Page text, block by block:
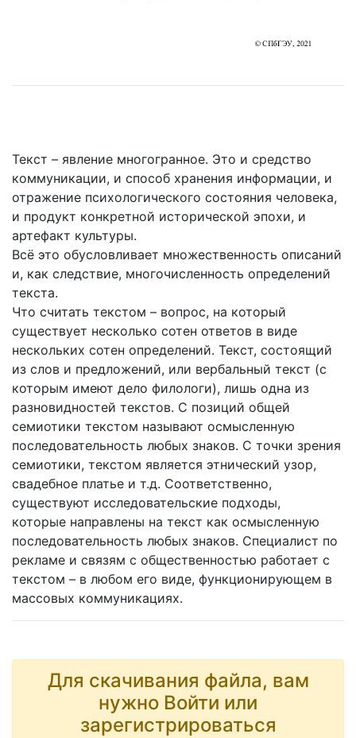
Текст – явление многогранное. Это и средство
коммуникации, и способ хранения информации, и
отражение психологического состояния человека,
и продукт конкретной исторической эпохи, и
артефакт культуры.
Всё это обусловливает множественность описаний
и, как следствие, многочисленность определений
текста.
Что считать текстом – вопрос, на который
существует несколько сотен ответов в виде
нескольких сотен определений. Текст, состоящий
из слов и предложений, или вербальный текст (с
которым имеют дело филологи), лишь одна из
разновидностей текстов. С позиций общей
семиотики текстом называют осмысленную
последовательность любых знаков. С точки зрения
семиотики, текстом является этнический узор,
свадебное платье и т.д. Соответственно,
существуют исследовательские подходы,
которые направлены на текст как осмысленную
последовательность любых знаков. Специалист по
рекламе и связям с общественностью работает с
текстом – в любом его виде, функционирующем в
массовых коммуникациях.
Для скачивания файла, вам
нужно Войти или
зарегистрироваться